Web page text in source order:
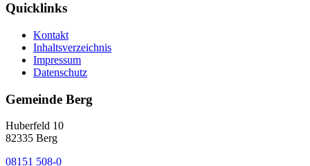
Quicklinks
Kontakt
Inhaltsverzeichnis
Impressum
Datenschutz
Gemeinde Berg
Huberfeld 10
82335 Berg
08151 508-0